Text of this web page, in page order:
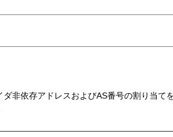
非依存アドレスおよびAS番号の割り当て